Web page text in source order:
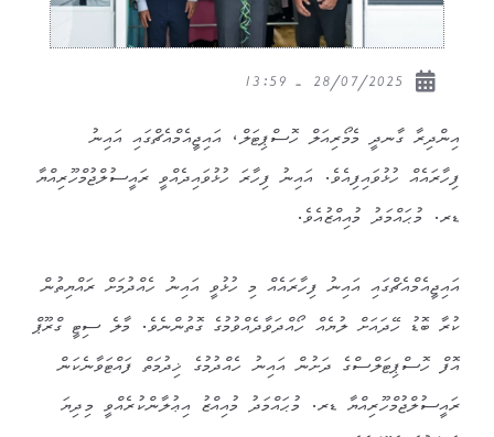
އިންދިރާ ގާނދީ މެމޯރިއަލް ހޮސްޕިޓަލް، އައިޖީއެމްއެޗްގައި އައިނު
ފިހާރައެއް ހުޅުވައިފިއެވެ. އައިނު ފިހާރަ ހުޅުވައިދެއްވީ ރައީސުލްޖުމްހޫރިއްޔާ
ޑރ. މުޙައްމަދު މުއިއްޒުއެވެ.
އައިޖީއެމްއެޗްގައި އައިނު ފިހާރައެއް މި ހުޅުވީ އައިނު ހެއްދުމަށް ރައްޔިތުން
ކުރާ ބޮޑު ހޭދައަށް ލުޔެއް ހޯއްދަވާދެއްވުމުގެ ގޮތުންނެވެ. މާލެ ސިޓީ ގްރޫޕް
އޮފް ހޮސްޕިޓަލްސްގެ ދަށުން އައިނު ހެއްދުމުގެ ޚިދުމަތް ފައްޓަވާނެކަން
ރައީސުލްޖުމްހޫރިއްޔާ ޑރ. މުޙައްމަދު މުއިއްޒު އިޢުލާންކުރެއްވީ މިދިޔަ